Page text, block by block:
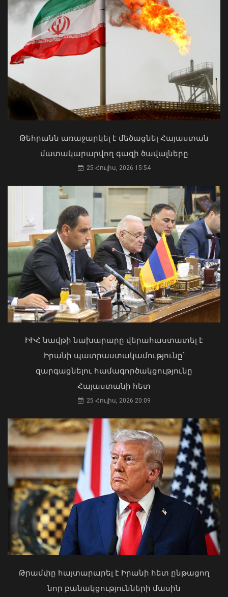
Փոխվարչապետ Տիգրան
Խաչատրյանը մասնակցել է
Շինարարի օրվան նվիրված
միջոցառմանը
07 Օգոստոս, 2026 21:53
Վայոց ձորի քրեական ոստիկանները
դանակահարության դեպք են
բացահայտել․ կատարվում է
նախաքննություն
07 Օգոստոս, 2026 21:30
Արթուր Խուդինյանը նշանակվել է ՓԾ
տնօրենի տեղակալ․ Արամ
Ղազարյանն անձնակազմին է
ներկայացրել նորանշանակ
տեղակալին
07 Օգոստոս, 2026 21:05
Արտաշատում 14 մարդ թունավորման
ախտանիշներով դիմել է ԲԿ. ՀՎԿԱԿ
02 Օգոստոս, 2026 15:06
Ուկրաինայի Գերագույն Ռադայի
նախագահը շնորհավորել է ՀՀ ԱԺ
նախագահին
04 Օգոստոս, 2026 17:41
Դուք 5 տարի ինձնից փախած եք ման
եկել. Կոնջորյանը՝ «Հայաստան»
դաշինքի պատգամավորներին
04 Օգոստոս, 2026 15:53
Թեհրանն առաջարկել է մեծացնել Հայաստան
մատակարարվող գազի ծավալները
25 Հուլիս, 2026 15:54
ԻԻՀ նավթի նախարարը վերահաստատել է
Իրանի պատրաստակամությունը՝
զարգացնելու համագործակցությունը
Հայաստանի հետ
25 Հուլիս, 2026 20:09
Թրամփը հայտարարել է Իրանի հետ ընթացող
նոր բանակցությունների մասին